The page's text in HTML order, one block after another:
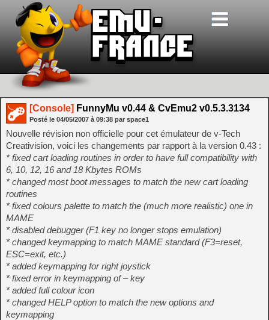
[Console] FunnyMu v0.44 & CvEmu2 v0.5.3.3134
Posté le 04/05/2007 à 09:38 par space1
Nouvelle révision non officielle pour cet émulateur de v-Tech
Creativision, voici les changements par rapport à la version 0.43 :
* fixed cart loading routines in order to have full compatibility with
6, 10, 12, 16 and 18 Kbytes ROMs
* changed most boot messages to match the new cart loading
routines
* fixed colours palette to match the (much more realistic) one in
MAME
* disabled debugger (F1 key no longer stops emulation)
* changed keymapping to match MAME standard (F3=reset,
ESC=exit, etc.)
* added keymapping for right joystick
* fixed error in keymapping of – key
* added full colour icon
* changed HELP option to match the new options and
keymapping